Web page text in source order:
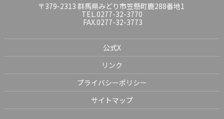
〒379-2313 群馬県みどり市笠懸町鹿288番地1
TEL.0277-32-3770
FAX.0277-32-3773
公式X
リンク
プライバシーポリシー
サイトマップ